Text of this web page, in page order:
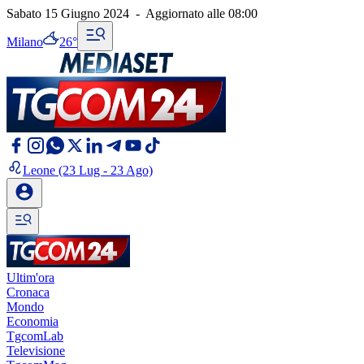
Sabato 15 Giugno 2024 - Aggiornato alle 08:00
Milano 26°
Leone (23 Lug - 23 Ago)
Ultim'ora
Cronaca
Mondo
Economia
TgcomLab
Televisione